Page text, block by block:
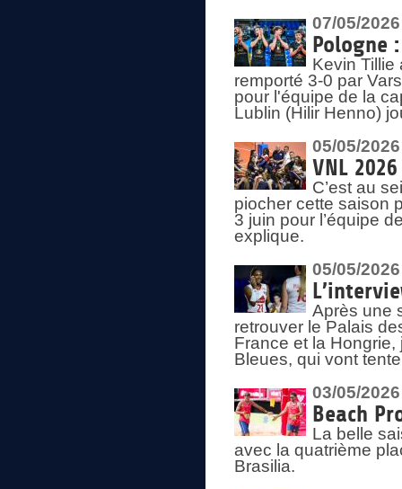
07/05/2026
Pologne
Kevin Tillie
remporté 3-0 par
pour l'équipe de la
Lublin (Hilir Henno)
05/05/2026
VNL
C’est au
piocher cette saison
3 juin pour l’équipe
explique.
05/05/2026
Après une
retrouver le Palais
France et la Hongrie,
Bleues, qui vont
03/05/2026
Beach
La belle
avec la quatrième
Brasilia.